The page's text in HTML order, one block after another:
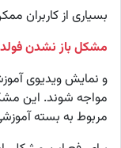
بسیاری از کاربران
مشکل باز نشدن
و نمایش ویدیوی
مواجه شوند. این
مربوط به بسته